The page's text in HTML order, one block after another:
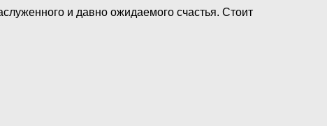
и давно ожидаемого счастья. Стоит